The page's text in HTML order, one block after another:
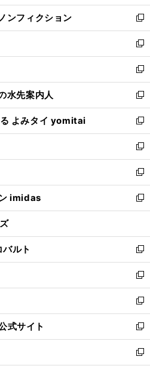
開
く
ウ
で
開
く
ン
ド
ウ
で
開
く
ウ
ィ
ン
ド
ウ
で
開
く
ンフィクション
新
し
い
ウ
ィ
ン
ド
ウ
で
開
く
新
し
い
ウ
ィ
ン
ド
ウ
で
開
く
新
し
い
ウ
ィ
ン
ド
ウ
で
開
く
水先案内人
新
し
い
ウ
ィ
ン
ド
ウ
で
開
よみタイ yomitai
新
し
い
ウ
ィ
ン
ド
ウ
開
く
新
し
い
ウ
ィ
ン
ウ
で
開
く
新
し
い
ウ
ン
ド
ウ
で
開
く
imidas
新
し
ウ
ィ
ン
ド
ウ
で
開
く
ルト
新
し
い
ウ
ィ
ン
ド
ウ
で
開
新
し
い
ウ
ィ
ン
ド
ウ
新
し
い
ウ
ィ
ン
式サイト
新
し
い
ウ
新
し